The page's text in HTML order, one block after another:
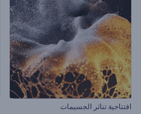
افتتاحية تناثر الجسيمات